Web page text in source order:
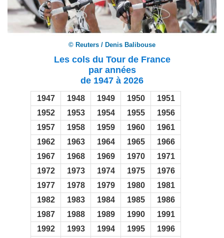
© Reuters / Denis Balibouse
Les cols du Tour de France
par années
de 1947 à 2026
1947 1948 1949 1950
1951
1952
1953 1954 1955
1956
1957
1958 1959 1960
1961
1962
1963 1964 1965
1966
1967
1968 1969 1970
1971
1972
1973 1974 1975
1976
1977
1978 1979 1980
1981
1982
1983 1984 1985
1986
1987
1988 1989 1990
1991
1992
1993 1994 1995
1996